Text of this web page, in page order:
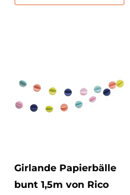
Girlande Papierbälle
bunt 1,5m von Rico